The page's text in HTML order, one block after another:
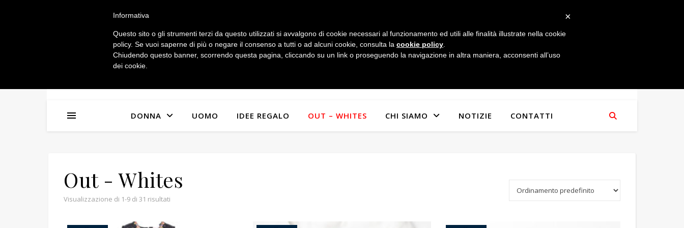
IL MIO ACCOUNT
DONNA UOMO IDEE REGALO OUT – WHITES CHI SIAMO NOTIZIE CONTATTI
Out - Whites
Visualizzazione di 1-9 di 31 risultati
×
Informativa
Questo sito o gli strumenti terzi da questo utilizzati si avvalgono di cookie necessari al funzionamento ed utili alle finalità illustrate nella cookie
policy. Se vuoi saperne di più o negare il consenso a tutti o ad alcuni cookie, consulta la cookie policy
Chiudendo questo banner, scorrendo questa pagina, cliccando su un link o proseguendo la navigazione in altra maniera, acconsenti all’uso
dei cookie.